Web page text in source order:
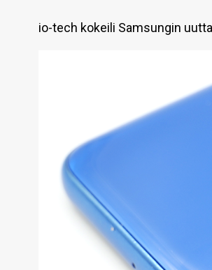
io-tech kokeili Samsungin